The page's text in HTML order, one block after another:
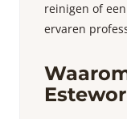
reinigen of
ervaren